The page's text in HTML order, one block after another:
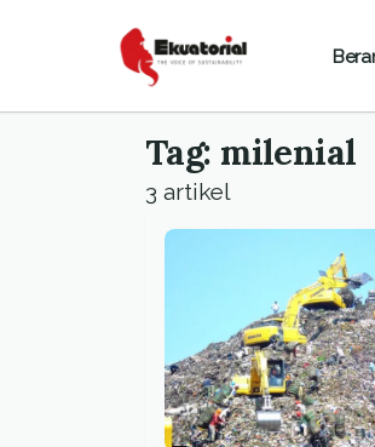
Tag: milenial
3 artikel